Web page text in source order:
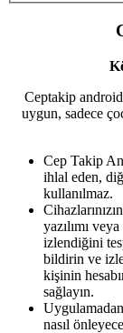
Ceptakip
uygun, sadece
Cep Takip
ihlal eden,
kullanılmaz.
yazılımı
izlendiğini
bildirin ve
kişinin
sağlayın.
nasıl